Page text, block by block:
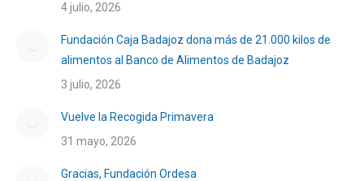
4 julio, 2026
Fundación Caja Badajoz dona más de 21.000 kilos de
alimentos al Banco de Alimentos de Badajoz
3 julio, 2026
Vuelve la Recogida Primavera
31 mayo, 2026
Gracias, Fundación Ordesa